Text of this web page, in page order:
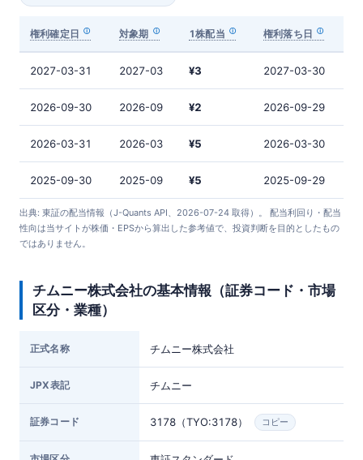
権利確定日 対象期 1株配当 権利落ち日
2027-03-31 2027-03 ¥3 2027-03-30
2026-09-30 2026-09 ¥2 2026-09-29
2026-03-31 2026-03 ¥5 2026-03-30
2025-09-30 2025-09 ¥5 2025-09-29
出典: 東証の配当情報（J-Quants API、2026-07-24 取得）。 配当利回り・配当
性向は当サイトが株価・EPSから算出した参考値で、投資判断を目的としたもの
ではありません。
チムニー株式会社の基本情報（証券コード・市場
区分・業種）
正式名称 チムニー株式会社
JPX表記 チムニー
証券コード 3178（TYO:3178） コピー